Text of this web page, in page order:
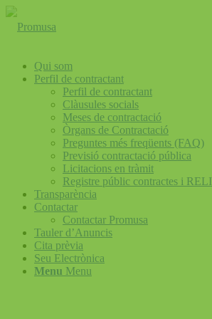
Qui som
Perfil de contractant
Perfil de contractant
Clàusules socials
Meses de contractació
Òrgans de Contractació
Preguntes més freqüents (FAQ)
Previsió contractació pública
Licitacions en tràmit
Registre públic contractes i RELI
Transparència
Contactar
Contactar Promusa
Tauler d’Anuncis
Cita prèvia
Seu Electrònica
Menu Menu